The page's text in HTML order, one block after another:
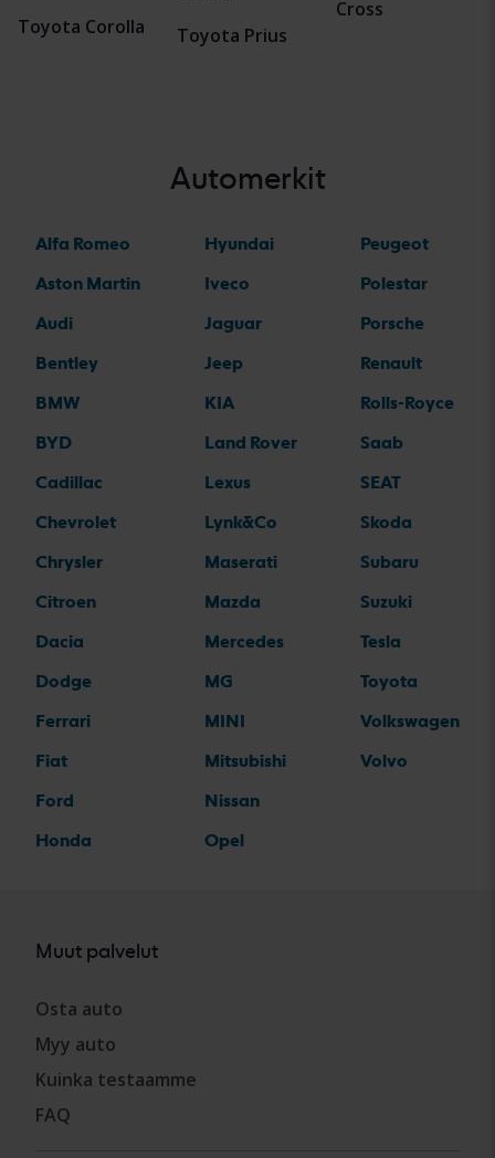
Toyota Corolla
Toyota Prius
Cross
Automerkit
Alfa Romeo
Aston Martin
Audi
Bentley
BMW
BYD
Cadillac
Chevrolet
Chrysler
Citroen
Dacia
Dodge
Ferrari
Fiat
Ford
Honda
Hyundai
Iveco
Jaguar
Jeep
KIA
Land Rover
Lexus
Lynk&Co
Maserati
Mazda
Mercedes
MG
MINI
Mitsubishi
Nissan
Opel
Peugeot
Polestar
Porsche
Renault
Rolls-Royce
Saab
SEAT
Skoda
Subaru
Suzuki
Tesla
Toyota
Volkswagen
Volvo
Muut palvelut
Osta auto
Myy auto
Kuinka testaamme
FAQ